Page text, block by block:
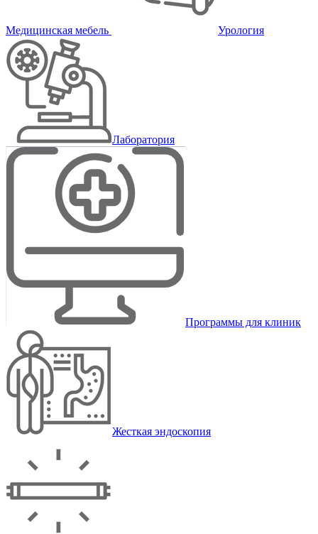
Медицинская мебель Урология
Лаборатория
Программы для клиник
Жесткая эндоскопия